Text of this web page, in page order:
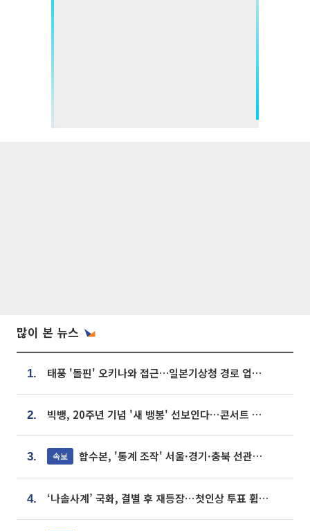
많이 본 뉴스
1. 태풍 '돌핀' 오키나와 접근…일본기상청 경로 업데이트
2. 빅뱅, 20주년 기념 '새 뱅봉' 선보인다⋯콘서트 앞두고 팝업 개최
3. 속보 합수본, '통계 조작' 서울·경기·충북 선관위 등 추가 압수수색
4. ‘나솔사계’ 국화, 결별 후 재등장⋯첫인상 투표 휩쓸고 ‘인기녀’ 등극